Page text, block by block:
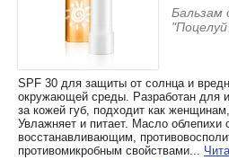
Бальзам
SPF 30 для защиты от солнца и
окружающей среды. Разработан для
за кожей губ, подходит как
Увлажняет и питает. Масло облепихи
восстанавливающим,
противомикробным свойствами...